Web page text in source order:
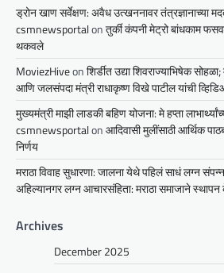
ड्रोन खाण सर्वेक्षण: अवैध उत्खननावर तंत्रज्ञानाच्या
csmnewsportalonतुर्की कंपनी मेट्रो बांधकाम
थकवले
MoviezHiveonशिर्डीत उद्या शिवराज्याभिषेक
आणि जलसंपदा मंत्री राधाकृष्ण विखे पाटील यांची
मुख्यमंत्री माझी लाडकी बहिण योजना: मे हप्ता
csmnewsportalonआदिवासी मुलींसाठी आर्थिक
निर्णय
मराठा विवाह सुधारणा: जालना येथे पहिलं साधं लग्न
अहिल्यानगर लग्न आचारसंहिता: मराठा समाजाने
Archives
December 2025